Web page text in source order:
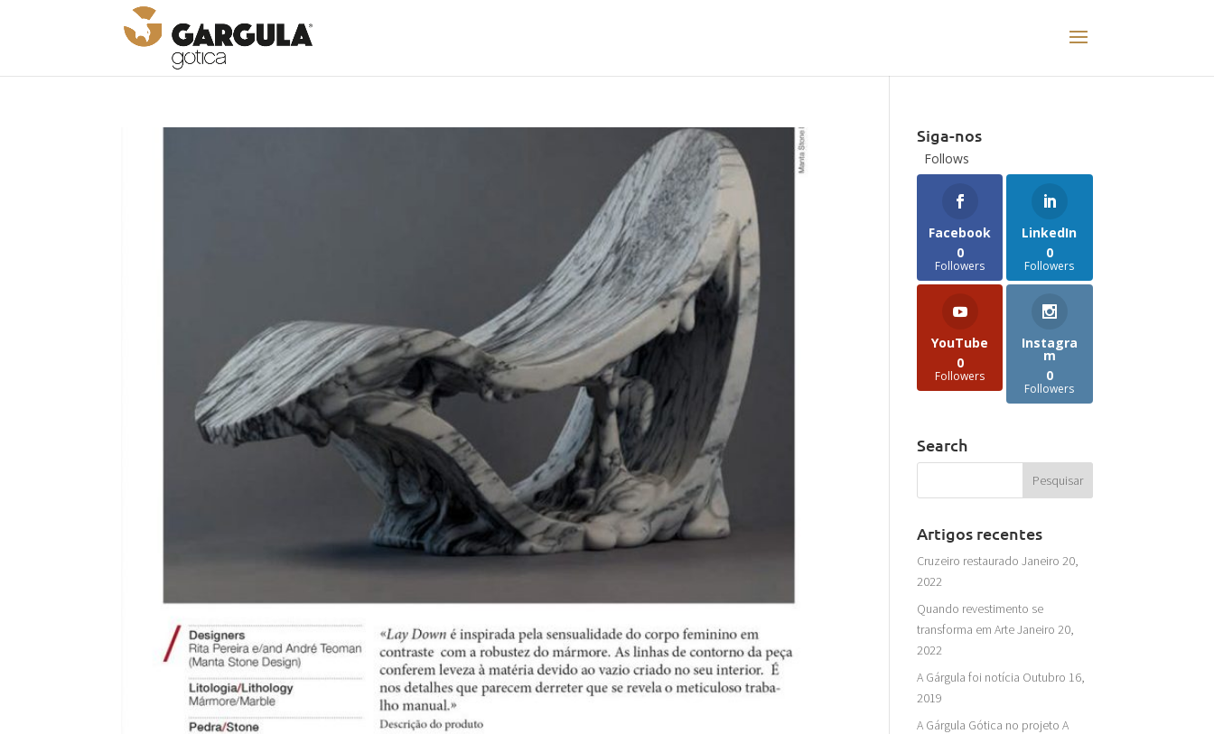
Siga-nos
Follows
Facebook
0
Followers
LinkedIn
0
Followers
YouTube
0
Followers
Instagra
m
0
Followers
Search
Artigos recentes
Cruzeiro restaurado Janeiro 20,
2022
Quando revestimento se
transforma em ArteJaneiro 20,
2022
A Gárgula foi notícia Outubro 16,
2019
A Gárgula Gótica no projeto A